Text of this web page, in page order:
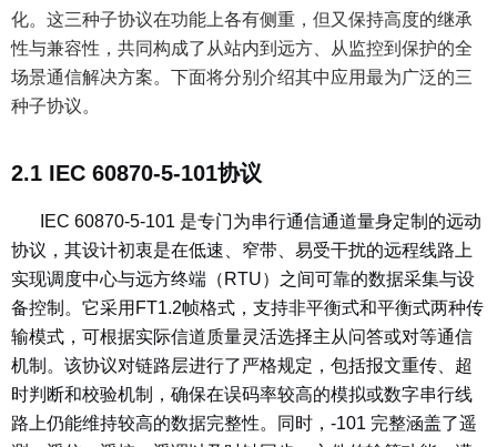
化。这三种子协议在功能上各有侧重，但又保持高度的继承
性与兼容性，共同构成了从站内到远方、从监控到保护的全
场景通信解决方案。下面将分别介绍其中应用最为广泛的三
种子协议。
2.1 IEC 60870-5-101协议
IEC 60870-5-101 是专门为串行通信通道量身定制的远动
协议，其设计初衷是在低速、窄带、易受干扰的远程线路上
实现调度中心与远方终端（RTU）之间可靠的数据采集与设
备控制。它采用FT1.2帧格式，支持非平衡式和平衡式两种传
输模式，可根据实际信道质量灵活选择主从问答或对等通信
机制。该协议对链路层进行了严格规定，包括报文重传、超
时判断和校验机制，确保在误码率较高的模拟或数字串行线
路上仍能维持较高的数据完整性。同时，-101 完整涵盖了遥